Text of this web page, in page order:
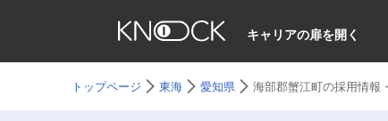
キャリアの扉を開く
トップページ 東海 愛知県 海部郡蟹江町の採用情報